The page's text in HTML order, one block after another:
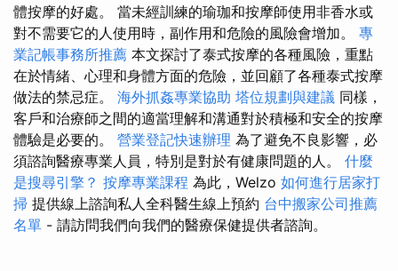
體按摩的好處。 當未經訓練的瑜珈和按摩師使用非香水或
對不需要它的人使用時，副作用和危險的風險會增加。 專
業記帳事務所推薦 本文探討了泰式按摩的各種風險，重點
在於情緒、心理和身體方面的危險，並回顧了各種泰式按摩
做法的禁忌症。 海外抓姦專業協助 塔位規劃與建議 同樣，
客戶和治療師之間的適當理解和溝通對於積極和安全的按摩
體驗是必要的。 營業登記快速辦理 為了避免不良影響，必
須諮詢醫療專業人員，特別是對於有健康問題的人。 什麼
是搜尋引擎？ 按摩專業課程 為此，Welzo 如何進行居家打
掃 提供線上諮詢私人全科醫生線上預約 台中搬家公司推薦
名單 - 請訪問我們向我們的醫療保健提供者諮詢。